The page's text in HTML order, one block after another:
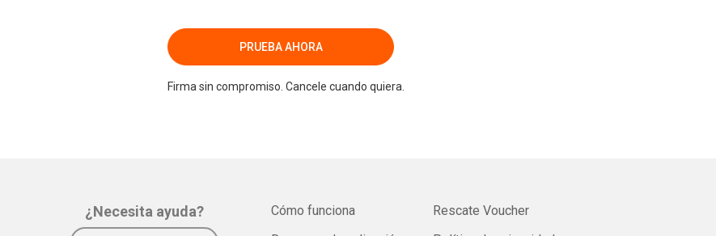
PRUEBA AHORA
Firma sin compromiso. Cancele cuando quiera.
¿Necesita ayuda?
Cómo funciona
Rescate Voucher